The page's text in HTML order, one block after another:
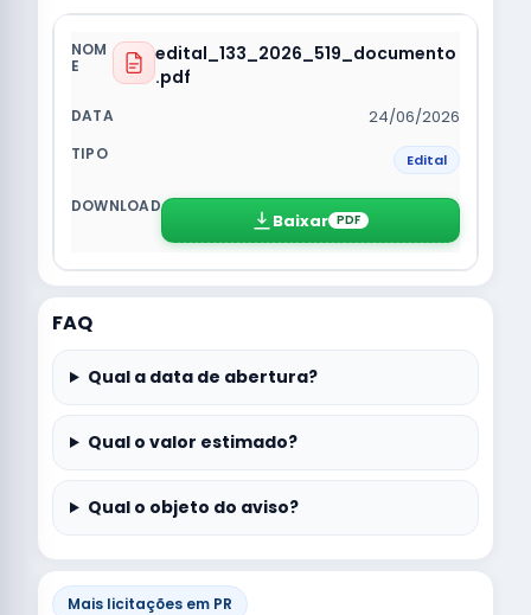
edital_133_2026_519_documento
.pdf
24/06/2026
Edital
Baixar PDF
FAQ
Qual a data de abertura?
Qual o valor estimado?
Qual o objeto do aviso?
Mais licitações em PR